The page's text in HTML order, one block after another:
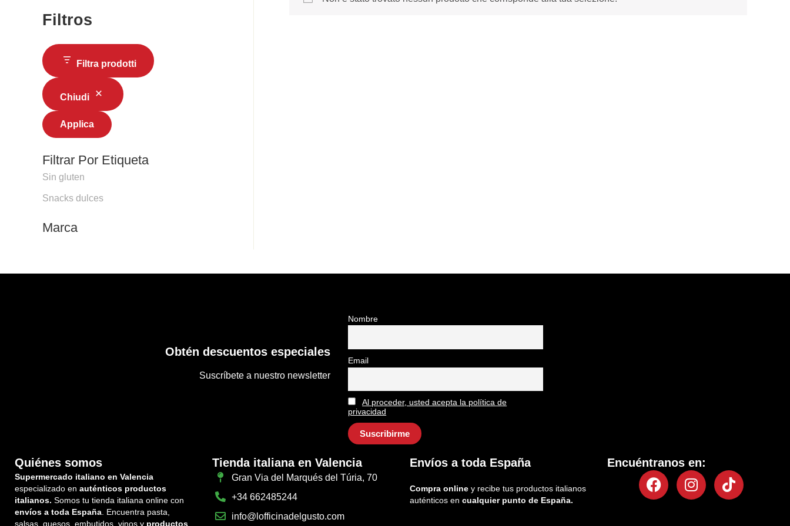
Filtros
Filtra prodotti
Chiudi
Applica
Filtrar Por Etiqueta
Sin gluten
Snacks dulces
Marca
Obtén descuentos especiales
Suscríbete a nuestro newsletter
Nombre
Email
Al proceder, usted acepta la política de
privacidad
Quiénes somos
Supermercado italiano en Valencia
especializado en auténticos productos
italianos. Somos tu tienda italiana online con
envíos a toda España . Encuentra pasta,
salsas, quesos, embutidos, vinos y productos
Tienda italiana en Valencia
Gran Via del Marqués del Túria, 70
+34 662485244
info@lofficinadelgusto.com
Envíos a toda España
Compra online y recibe tus productos italianos
auténticos en cualquier punto de España.
Encuéntranos en:
FacebookInstagram
Tiktok